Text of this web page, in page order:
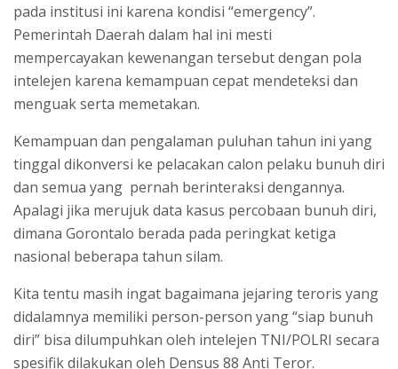
pada institusi ini karena kondisi “emergency”.
Pemerintah Daerah dalam hal ini mesti
mempercayakan kewenangan tersebut dengan pola
intelejen karena kemampuan cepat mendeteksi dan
menguak serta memetakan.
Kemampuan dan pengalaman puluhan tahun ini yang
tinggal dikonversi ke pelacakan calon pelaku bunuh diri
dan semua yang pernah berinteraksi dengannya.
Apalagi jika merujuk data kasus percobaan bunuh diri,
dimana Gorontalo berada pada peringkat ketiga
nasional beberapa tahun silam.
Kita tentu masih ingat bagaimana jejaring teroris yang
didalamnya memiliki person-person yang “siap bunuh
diri” bisa dilumpuhkan oleh intelejen TNI/POLRI secara
spesifik dilakukan oleh Densus 88 Anti Teror.